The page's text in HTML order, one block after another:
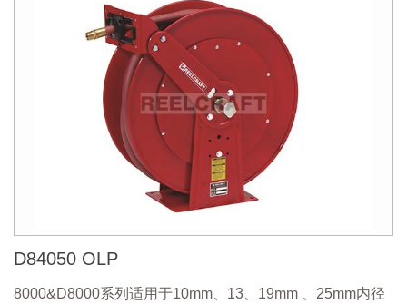
​D84050 OLP
8000&D8000系列适用于10mm、13、19mm 、25mm内径